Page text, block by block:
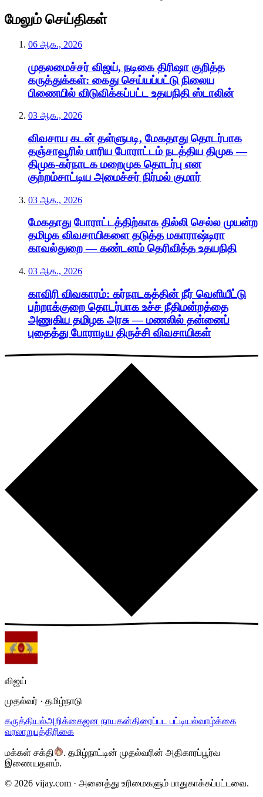
மேலும் செய்திகள்
06 ஆக., 2026
முதலமைச்சர் விஜய், நடிகை திரிஷா குறித்த
கருத்துக்கள்: கைது செய்யப்பட்டு நிலைய
பிணையில் விடுவிக்கப்பட்ட உதயநிதி ஸ்டாலின்
03 ஆக., 2026
விவசாய கடன் தள்ளுபடி, மேகதாது தொடர்பாக
தஞ்சாவூரில் பாரிய போராட்டம் நடத்திய திமுக —
திமுக-கர்நாடக மறைமுக தொடர்பு என
குற்றம்சாட்டிய அமைச்சர் நிர்மல் குமார்
03 ஆக., 2026
மேகதாது போராட்டத்திற்காக தில்லி செல்ல முயன்ற
தமிழக விவசாயிகளை தடுத்த மகாராஷ்டிரா
காவல்துறை — கண்டனம் தெரிவித்த உதயநிதி
03 ஆக., 2026
காவிரி விவகாரம்: கர்நாடகத்தின் நீர் வெளியீட்டு
பற்றாக்குறை தொடர்பாக உச்ச நீதிமன்றத்தை
அணுகிய தமிழக அரசு — மணலில் தன்னைப்
புதைத்து போராடிய திருச்சி விவசாயிகள்
விஜய்
முதல்வர் · தமிழ்நாடு
கருத்தியல்அறிக்கைஜன நாயகன்திரைப்பட பட்டியல்வாழ்க்கை
வரலாறுபத்திரிகை
மக்கள் சக்தி . தமிழ்நாட்டின் முதல்வரின் அதிகாரப்பூர்வ
இணையதளம்.
© 2026 vijay.com · அனைத்து உரிமைகளும் பாதுகாக்கப்பட்டவை.